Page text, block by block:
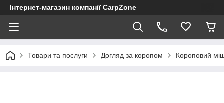
Інтернет-магазин компанії CarpZone
Товари та послуги Догляд за коропом Короповий